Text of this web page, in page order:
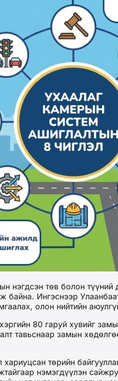
нэгдсэн төв болон
Ингэснээр
олон нийтийн
80 гаруй хувийг
тавьснаар замын
төрийн
нэмэгдүүлэн